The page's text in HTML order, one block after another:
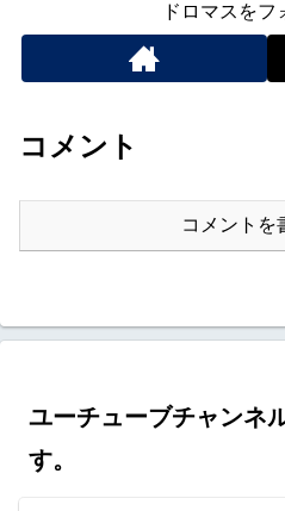
ドロマスをフ
コメント
コメントを
ユーチューブチャンネ
す。